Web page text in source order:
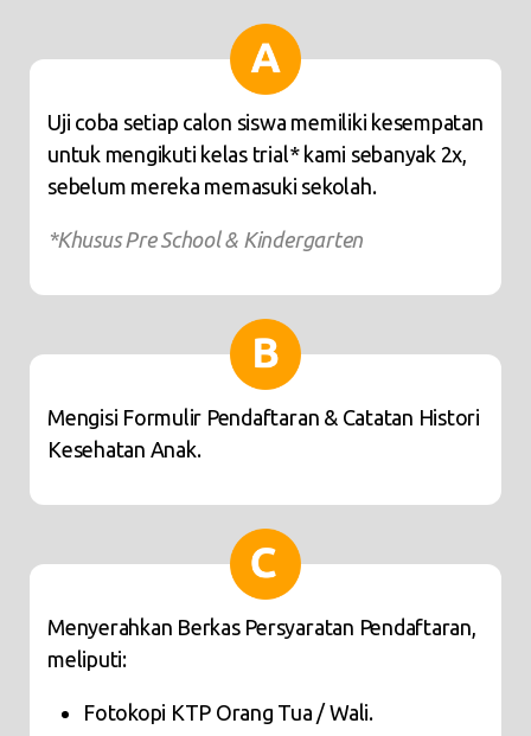
Uji coba setiap calon siswa memiliki kesempatan
untuk mengikuti kelas trial* kami sebanyak 2x,
sebelum mereka memasuki sekolah.
*Khusus Pre School & Kindergarten
Mengisi Formulir Pendaftaran & Catatan Histori
Kesehatan Anak.
Menyerahkan Berkas Persyaratan Pendaftaran,
meliputi:
Fotokopi KTP Orang Tua / Wali.